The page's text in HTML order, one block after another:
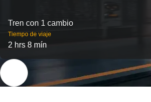
Tren con 1 cambio
Tiempo de viaje
2 hrs 8 mín